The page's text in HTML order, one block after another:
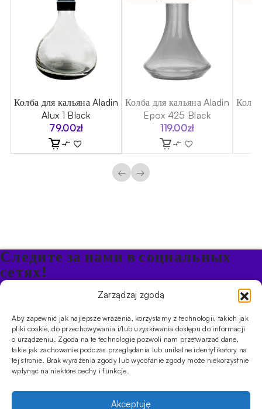
Zarządzaj zgodą
Aby zapewnić jak najlepsze wrażenia, korzystamy z technologii, takich jak
pliki cookie, do przechowywania i/lub uzyskiwania dostępu do informacji
o urządzeniu. Zgoda na te technologie pozwoli nam przetwarzać dane,
takie jak zachowanie podczas przeglądania lub unikalne identyfikatory na
tej stronie. Brak wyrażenia zgody lub wycofanie zgody może niekorzystnie
wpłynąć na niektóre cechy i funkcje.
Akceptuję
Колба для кальяна Aladin
Alux 1 Black
79.00zł
Колба для кальяна Aladin
Epox 425 Black
119.00zł
← →
Следите за нами в социальных
сетях!
Будьте в курсе акций и новостей в Кальяне
ПРОДУКТЫ
КальяныЧашиУгли и розжигПродукты безникотиновые
ИНФОРМАЦИЯ
АКЦИИFAQФирмыПравила работы магазина
УСЛУГИ